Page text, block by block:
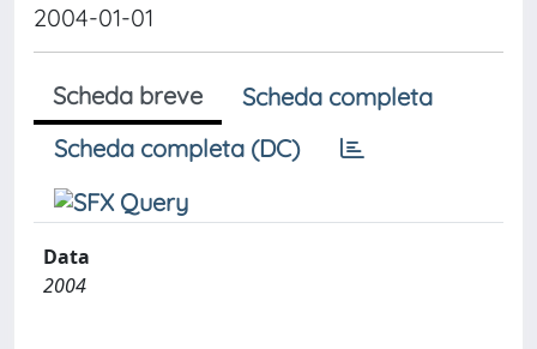
2004-01-01
Scheda breve
Scheda completa
Scheda completa (DC)
Data
2004